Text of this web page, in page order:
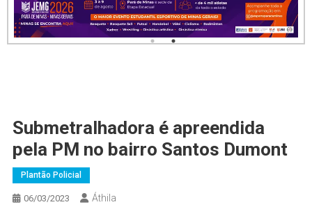
Submetralhadora é apreendida
pela PM no bairro Santos Dumont
Plantão Policial
06/03/2023 Áthila